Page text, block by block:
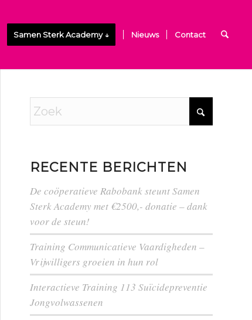
Samen Sterk Academy ↓ Nieuws Contact
RECENTE BERICHTEN
De coöperatieve Rabobank steunt Samen
Sterk Academy met €2500,- donatie – dank
voor de steun!
Training Communicatieve Vaardigheden –
Vrijwilligers groeien in hun rol
Interactieve Training 113 Suïcidepreventie
Jongvolwassenen